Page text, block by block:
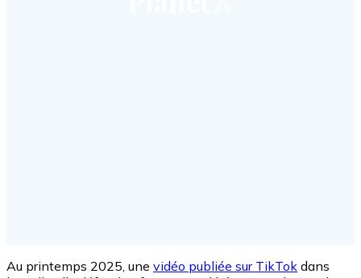
Au printemps 2025, une vidéo publiée sur TikTok dans